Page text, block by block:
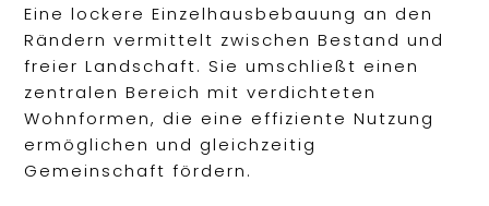
Eine lockere Einzelhausbebauung an den
Rändern vermittelt zwischen Bestand und
freier Landschaft. Sie umschließt einen
zentralen Bereich mit verdichteten
Wohnformen, die eine effiziente Nutzung
ermöglichen und gleichzeitig
Gemeinschaft fördern.